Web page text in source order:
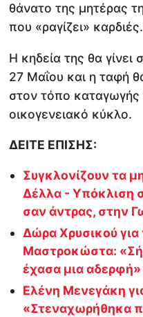
θάνατο της μητέρας
που «ραγίζει» καρδιές.
Η κηδεία της θα γίνει
27 Μαΐου και η ταφή
στον τόπο καταγωγής
οικογενειακό κύκλο.
ΔΕΙΤΕ ΕΠΙΣΗΣ:
Συγκλονίζουν τα
Δέλλα - Υπόκλιση
σαν άντρας, στην
Δώρα Χρυσικού
Μαστροκώστα:
έχασα μια αδερφή»
Ελένη Μενεγάκη
«Στεναχωρήθηκα